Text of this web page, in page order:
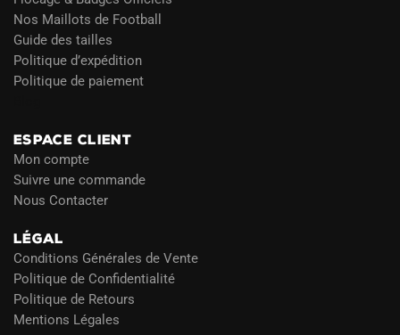
Nos Maillots de Football
Guide des tailles
Politique d’expédition
Politique de paiement
ESPACE CLIENT
Mon compte
Suivre une commande
Nous Contacter
LÉGAL
Conditions Générales de Vente
Politique de Confidentialité
Politique de Retours
Mentions Légales